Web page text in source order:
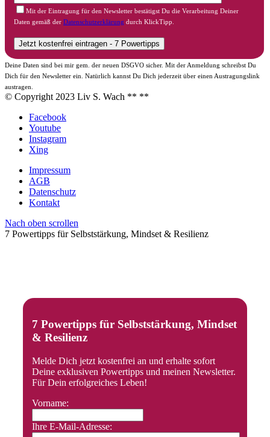
Mit der Eintragung für den Newsletter bestätigst Du die Verarbeitung Deiner
Daten gemäß der Datenschutzerklärung durch KlickTipp.
Deine Daten sind bei mir gem. der neuen DSGVO sicher. Mit der Anmeldung schreibst Du
Dich für den Newsletter ein. Natürlich kannst Du Dich jederzeit über einen Austragungslink
austragen.
© Copyright 2023 Liv S. Wach ** **
Facebook
Youtube
Instagram
Xing
Impressum
AGB
Datenschutz
Kontakt
Nach oben scrollen
7 Powertipps für Selbststärkung, Mindset & Resilienz
7 Powertipps für Selbststärkung, Mindset
& Resilienz
Melde Dich jetzt kostenfrei an und erhalte sofort
Deine exklusiven Powertipps und meinen Newsletter.
Für Dein erfolgreiches Leben!
Vorname:
Ihre E-Mail-Adresse: